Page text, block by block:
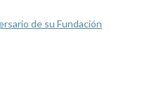
de su Fundación